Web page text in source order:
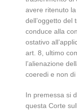
avere ritenuto
dell’oggetto del
conduce alla
ostativo
art. 8, ultimo
l’alienazione
coeredi e non di
In premessa si
questa Corte